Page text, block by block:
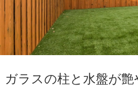
ガラスの柱と水盤が